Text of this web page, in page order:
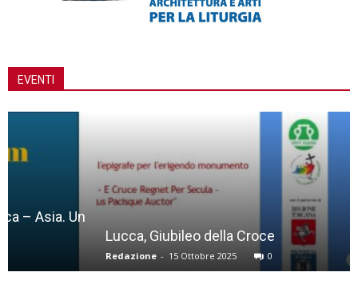
EVENTI
Lucca, Giubileo della Croce
15 Ottobre 2025 0